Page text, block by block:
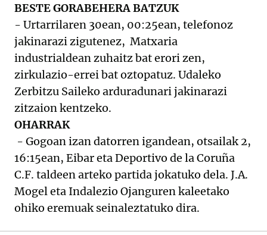
BESTE GORABEHERA BATZUK
- Urtarrilaren 30ean, 00:25ean, telefonoz
jakinarazi zigutenez, Matxaria
industrialdean zuhaitz bat erori zen,
zirkulazio-errei bat oztopatuz. Udaleko
Zerbitzu Saileko arduradunari jakinarazi
zitzaion kentzeko.
OHARRAK
- Gogoan izan datorren igandean, otsailak 2,
16:15ean, Eibar eta Deportivo de la Coruña
C.F. taldeen arteko partida jokatuko dela. J.A.
Mogel eta Indalezio Ojanguren kaleetako
ohiko eremuak seinaleztatuko dira.